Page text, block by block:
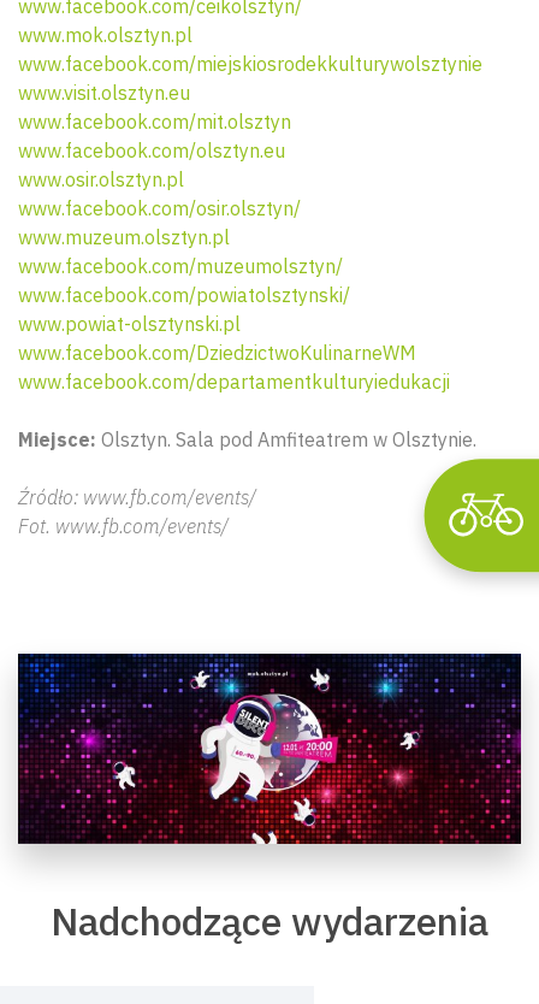
www.facebook.com/ceikolsztyn/
www.mok.olsztyn.pl
www.facebook.com/miejskiosrodekkulturywolsztynie
www.visit.olsztyn.eu
www.facebook.com/mit.olsztyn
www.facebook.com/olsztyn.eu
www.osir.olsztyn.pl
www.facebook.com/osir.olsztyn/
www.muzeum.olsztyn.pl
www.facebook.com/muzeumolsztyn/
www.facebook.com/powiatolsztynski/
www.powiat-olsztynski.pl
www.facebook.com/DziedzictwoKulinarneWM
www.facebook.com/departamentkulturyiedukacji
Miejsce: Olsztyn. Sala pod Amfiteatrem w Olsztynie.
Źródło: www.fb.com/events/
Fot. www.fb.com/events/
Nadchodzące wydarzenia